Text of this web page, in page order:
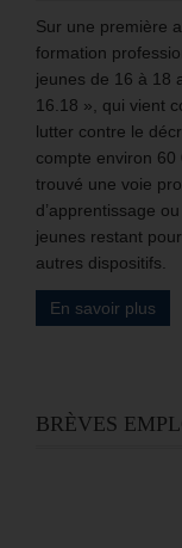
Sur une première
formation
jeunes de 16 à 18
16.18 », qui vient
lutter contre le
compte environ
trouvé une voie
d’apprentissage
jeunes restant
autres dispositifs.
En savoir plus
BRÈVES